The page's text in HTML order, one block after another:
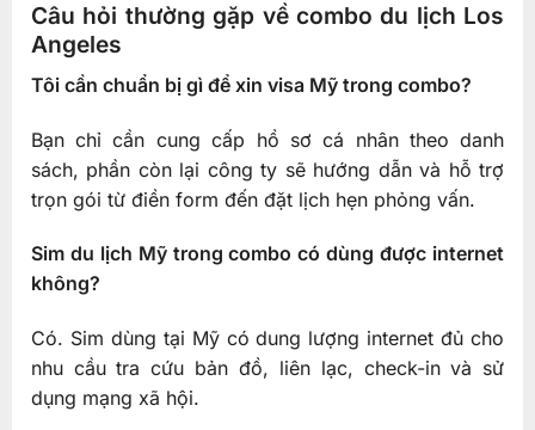
Câu hỏi thường gặp về combo du lịch Los
Angeles
Tôi cần chuẩn bị gì để xin visa Mỹ trong combo?
Bạn chỉ cần cung cấp hồ sơ cá nhân theo danh
sách, phần còn lại công ty sẽ hướng dẫn và hỗ trợ
trọn gói từ điền form đến đặt lịch hẹn phỏng vấn.
Sim du lịch Mỹ trong combo có dùng được internet
không?
Có. Sim dùng tại Mỹ có dung lượng internet đủ cho
nhu cầu tra cứu bản đồ, liên lạc, check-in và sử
dụng mạng xã hội.